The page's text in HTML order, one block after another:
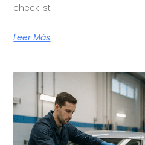
checklist
Leer Más